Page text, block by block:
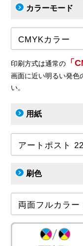
カラーモード
印刷方式は通常の 「
画面に近い明るい発色
い。
用紙
刷色